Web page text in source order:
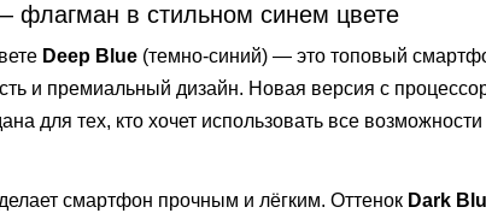
флагман в стильном синем цвете
Deep Blue (темно-синий) — это топовый
и премиальный дизайн. Новая версия с
для тех, кто хочет использовать все
смартфон прочным и лёгким. Оттенок Dark